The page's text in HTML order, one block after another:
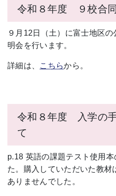
令和８年度 ９校合
９月12日（土）に富士地区
明会を行います。
詳細は、 こちらから。
令和８年度 入学の
て
p.18 英語の課題テスト使用
た。購入していただいた教材
ありませんでした。